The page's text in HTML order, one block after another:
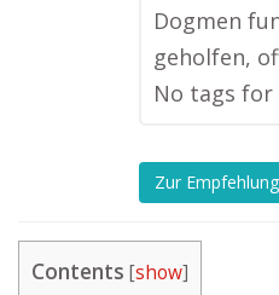
Dogmen
geholfen,
No tags
Zur Empfehlung
Contents [show]